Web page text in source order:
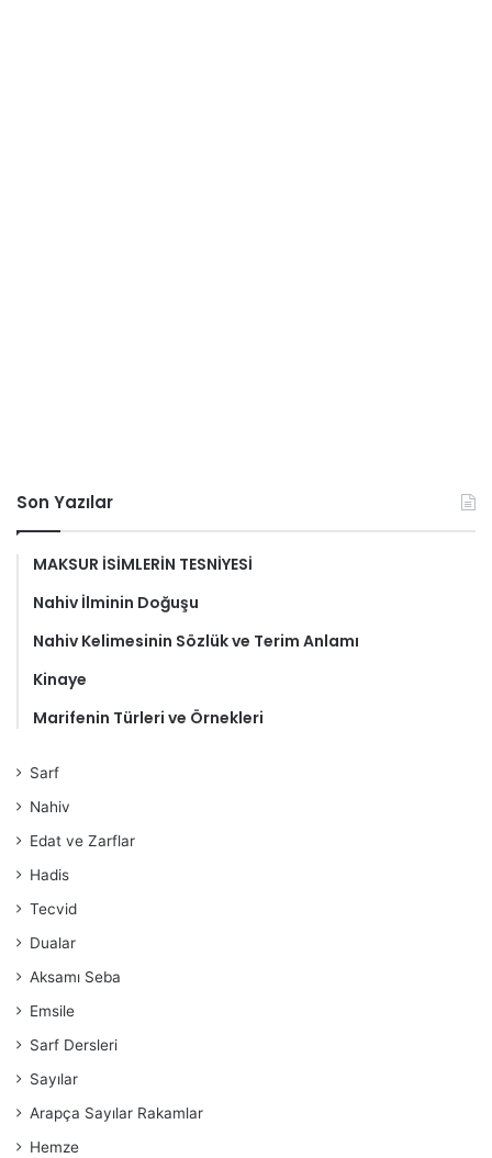
Son Yazılar
MAKSUR İSİMLERİN TESNİYESİ
Nahiv İlminin Doğuşu
Nahiv Kelimesinin Sözlük ve Terim Anlamı
Kinaye
Marifenin Türleri ve Örnekleri
Sarf
Nahiv
Edat ve Zarflar
Hadis
Tecvid
Dualar
Aksamı Seba
Emsile
Sarf Dersleri
Sayılar
Arapça Sayılar Rakamlar
Hemze